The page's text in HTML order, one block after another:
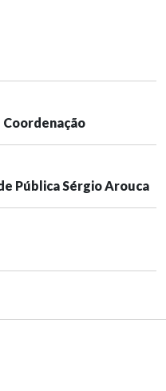
Coordenação
Pública Sérgio Arouca